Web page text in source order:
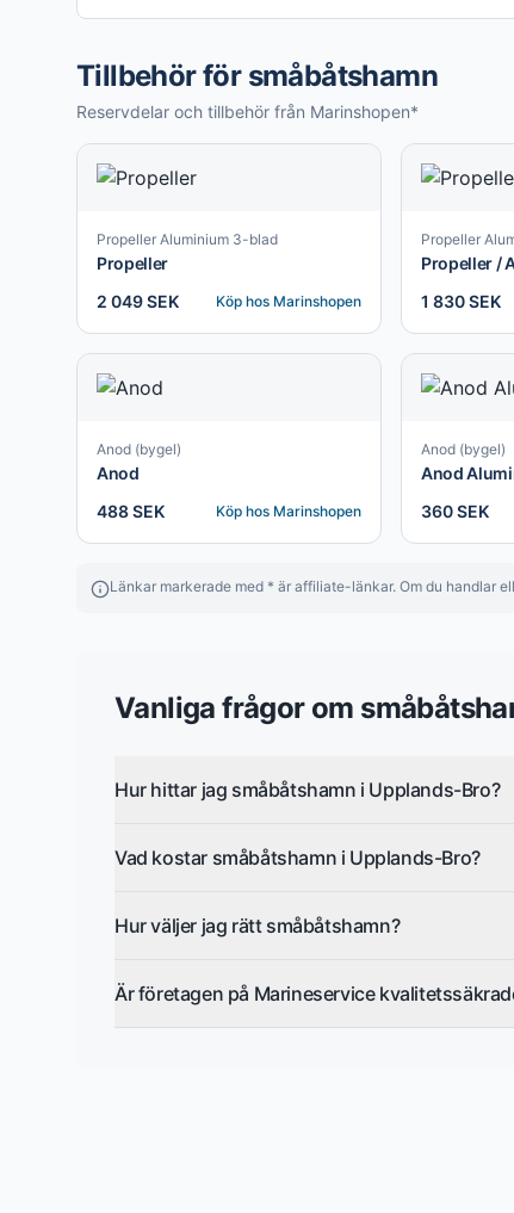
Tillbehör för småbåtshamn
Reservdelar och tillbehör från Marinshopen*
Propeller Aluminium 3-blad
Propeller
2 049 SEK
Köp hos Marinshopen
Propeller
Propeller /
1 830 SEK
Anod (bygel)
Anod
488 SEK
Köp hos Marinshopen
Anod (bygel)
Anod
360 SEK
Länkar markerade med * är affiliate-länkar. Om du handlar
Vanliga frågor om
Hur hittar jag småbåtshamn i Upplands-Bro?
Vad kostar småbåtshamn i Upplands-Bro?
Hur väljer jag rätt småbåtshamn?
Är företagen på Marineservice